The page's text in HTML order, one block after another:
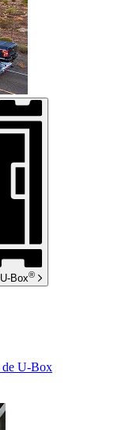
U-Box®
U-Box